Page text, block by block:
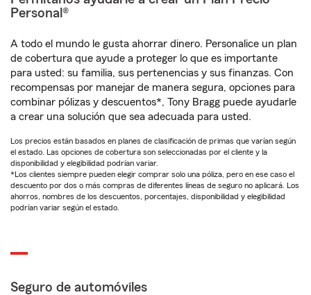
Personal®
A todo el mundo le gusta ahorrar dinero. Personalice un plan
de cobertura que ayude a proteger lo que es importante
para usted: su familia, sus pertenencias y sus finanzas. Con
recompensas por manejar de manera segura, opciones para
combinar pólizas y descuentos*, Tony Bragg puede ayudarle
a crear una solución que sea adecuada para usted.
Los precios están basados en planes de clasificación de primas que varían según
el estado. Las opciones de cobertura son seleccionadas por el cliente y la
disponibilidad y elegibilidad podrían variar.
*Los clientes siempre pueden elegir comprar solo una póliza, pero en ese caso el
descuento por dos o más compras de diferentes líneas de seguro no aplicará. Los
ahorros, nombres de los descuentos, porcentajes, disponibilidad y elegibilidad
podrían variar según el estado.
Seguro de automóviles